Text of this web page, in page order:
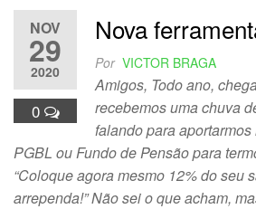
NOV
29
2020
0
Nova
Por VICTOR BRAGA
Amigos, Todo ano,
recebemos uma chuva
falando para
PGBL ou Fundo de Pensão para
“Coloque agora mesmo 12% do seu
arrependa!” Não sei o que acham,